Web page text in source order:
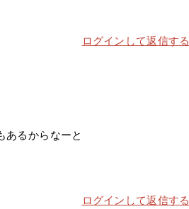
ログインして返信する
あるからなーと
ログインして返信する